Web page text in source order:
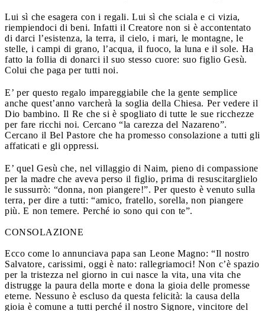
Lui sì che esagera con i regali. Lui sì che sciala e ci vizia,
riempiendoci di beni. Infatti il Creatore non si è accontentato
di darci l’esistenza, la terra, il cielo, i mari, le montagne, le
stelle, i campi di grano, l’acqua, il fuoco, la luna e il sole. Ha
fatto la follia di donarci il suo stesso cuore: suo figlio Gesù.
Colui che paga per tutti noi.
E’ per questo regalo impareggiabile che la gente semplice
anche quest’anno varcherà la soglia della Chiesa. Per vedere il
Dio bambino. Il Re che si è spogliato di tutte le sue ricchezze
per fare ricchi noi. Cercano “la carezza del Nazareno”.
Cercano il Bel Pastore che ha promesso consolazione a tutti gli
affaticati e gli oppressi.
E’ quel Gesù che, nel villaggio di Naim, pieno di compassione
per la madre che aveva perso il figlio, prima di resuscitarglielo
le sussurrò: “donna, non piangere!”. Per questo è venuto sulla
terra, per dire a tutti: “amico, fratello, sorella, non piangere
più. E non temere. Perché io sono qui con te”.
CONSOLAZIONE
Ecco come lo annunciava papa san Leone Magno: “Il nostro
Salvatore, carissimi, oggi è nato: rallegriamoci! Non c’è spazio
per la tristezza nel giorno in cui nasce la vita, una vita che
distrugge la paura della morte e dona la gioia delle promesse
eterne. Nessuno è escluso da questa felicità: la causa della
gioia è comune a tutti perché il nostro Signore, vincitore del